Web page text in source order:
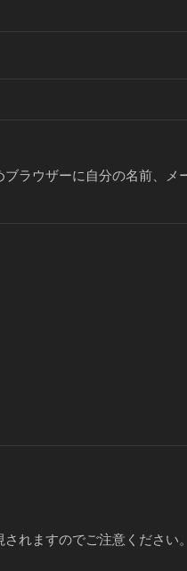
ラウザーに自分の名前、メ
れますのでご注意ください